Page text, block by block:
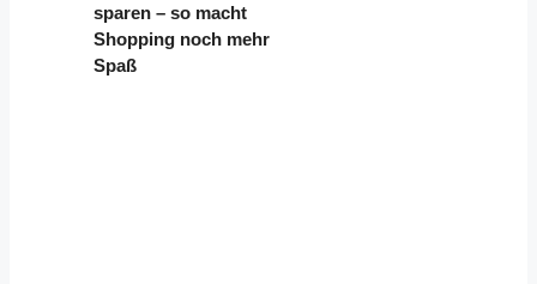
sparen – so macht
Shopping noch mehr
Spaß